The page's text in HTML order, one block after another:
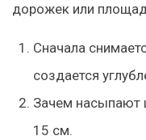
дорожек или
Сначала
создается
Зачем насыпают
15 см.